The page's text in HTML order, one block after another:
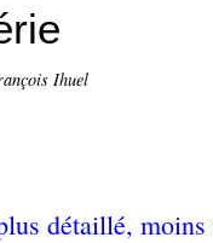
Ihuel
détaillé,